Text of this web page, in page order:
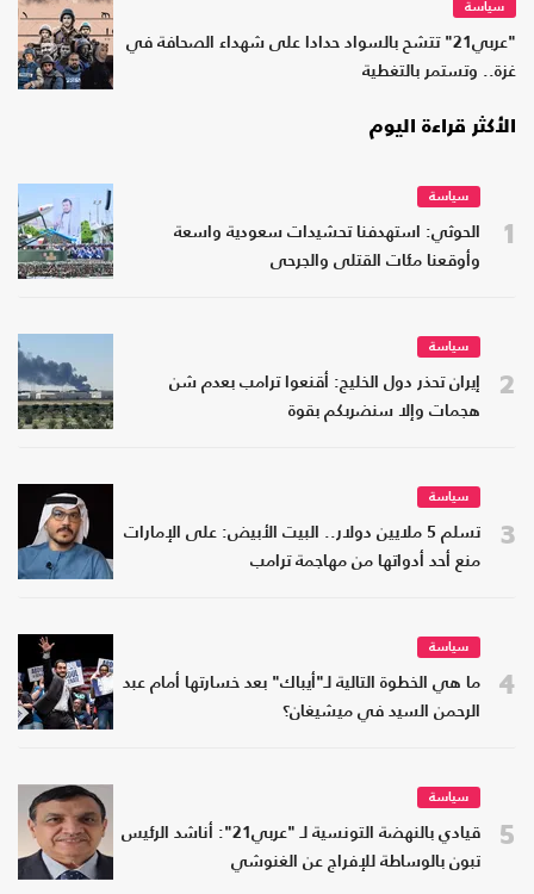
سياسة
"عربي21" تتشح بالسواد حدادا على شهداء الصحافة في
غزة.. وتستمر بالتغطية
الأكثر قراءة اليوم
1
سياسة
الحوثي: استهدفنا تحشيدات سعودية واسعة
وأوقعنا مئات القتلى والجرحى
2
سياسة
إيران تحذر دول الخليج: أقنعوا ترامب بعدم شن
هجمات وإلا سنضربكم بقوة
3
سياسة
تسلم 5 ملايين دولار.. البيت الأبيض: على الإمارات
منع أحد أدواتها من مهاجمة ترامب
4
سياسة
ما هي الخطوة التالية لـ"أيباك" بعد خسارتها أمام عبد
الرحمن السيد في ميشيغان؟
5
سياسة
قيادي بالنهضة التونسية لـ "عربي21": أناشد الرئيس
تبون بالوساطة للإفراج عن الغنوشي